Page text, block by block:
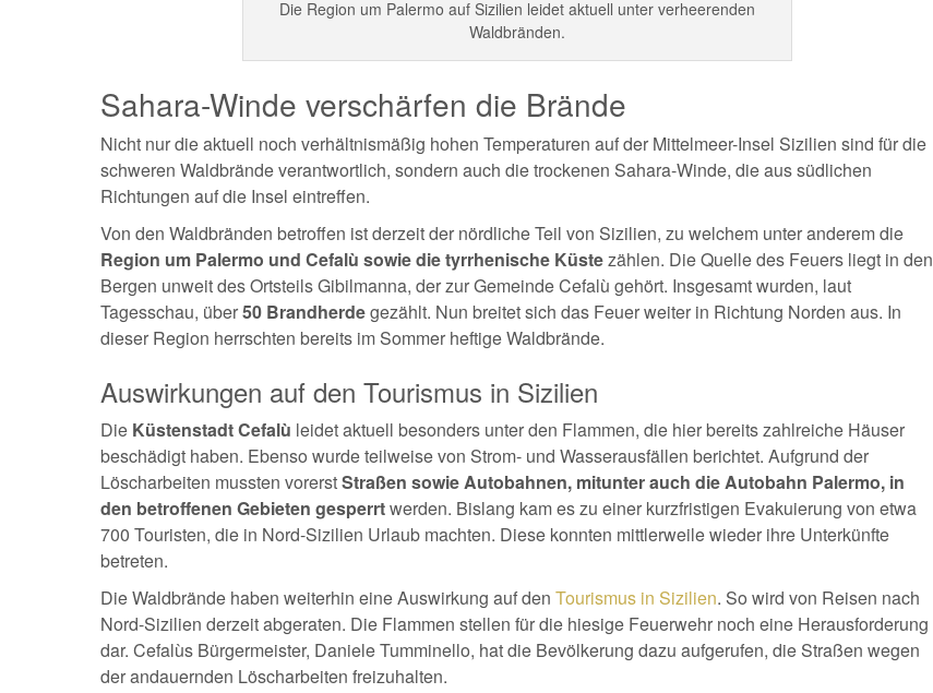
Die Region um Palermo auf Sizilien leidet aktuell unter verheerenden
Waldbränden.
Sahara-Winde verschärfen die Brände
Nicht nur die aktuell noch verhältnismäßig hohen Temperaturen auf der Mittelmeer-Insel Sizilien sind für die
schweren Waldbrände verantwortlich, sondern auch die trockenen Sahara-Winde, die aus südlichen
Richtungen auf die Insel eintreffen.
Von den Waldbränden betroffen ist derzeit der nördliche Teil von Sizilien, zu welchem unter anderem die
Region um Palermo und Cefalù sowie die tyrrhenische Küstezählen. Die Quelle des Feuers liegt in den
Bergen unweit des Ortsteils Gibilmanna, der zur Gemeinde Cefalù gehört. Insgesamt wurden, laut
Tagesschau, über50 Brandherdegezählt. Nun breitet sich das Feuer weiter in Richtung Norden aus. In
dieser Region herrschten bereits im Sommer heftige Waldbrände.
Auswirkungen auf den Tourismus in Sizilien
Die Küstenstadt Cefalù leidet aktuell besonders unter den Flammen, die hier bereits zahlreiche Häuser
beschädigt haben. Ebenso wurde teilweise von Strom- und Wasserausfällen berichtet. Aufgrund der
Löscharbeiten mussten vorerstStraßen sowie Autobahnen, mitunter auch die Autobahn Palermo, in
den betroffenen Gebieten gesperrtwerden. Bislang kam es zu einer kurzfristigen Evakuierung von etwa
700 Touristen, die in Nord-Sizilien Urlaub machten. Diese konnten mittlerweile wieder ihre Unterkünfte
betreten.
Die Waldbrände haben weiterhin eine Auswirkung auf den Tourismus in Sizilien. So wird von Reisen nach
Nord-Sizilien derzeit abgeraten. Die Flammen stellen für die hiesige Feuerwehr noch eine Herausforderung
dar. Cefalùs Bürgermeister, Daniele Tumminello, hat die Bevölkerung dazu aufgerufen, die Straßen wegen
der andauernden Löscharbeiten freizuhalten.